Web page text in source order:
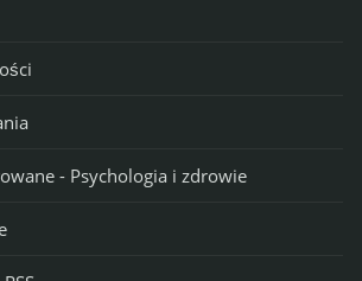
- Psychologia i zdrowie